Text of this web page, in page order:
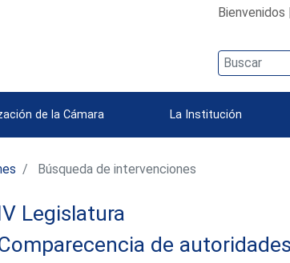
Bienvenidos |
de la Cámara La Institución
Búsqueda de intervenciones
Legislatura
de